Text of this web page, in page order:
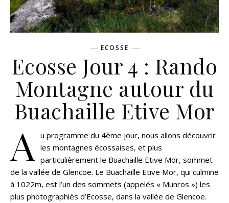
ECOSSE
Ecosse Jour 4 : Rando
Montagne autour du
Buachaille Etive Mor
A u programme du 4ème jour, nous allons découvrir
les montagnes écossaises, et plus
particulièrement le Buachaille Etive Mor, sommet
de la vallée de Glencoe. Le Buachaille Etive Mor, qui culmine
à 1022m, est l’un des sommets (appelés « Munros ») les
plus photographiés d’Ecosse, dans la vallée de Glencoe.